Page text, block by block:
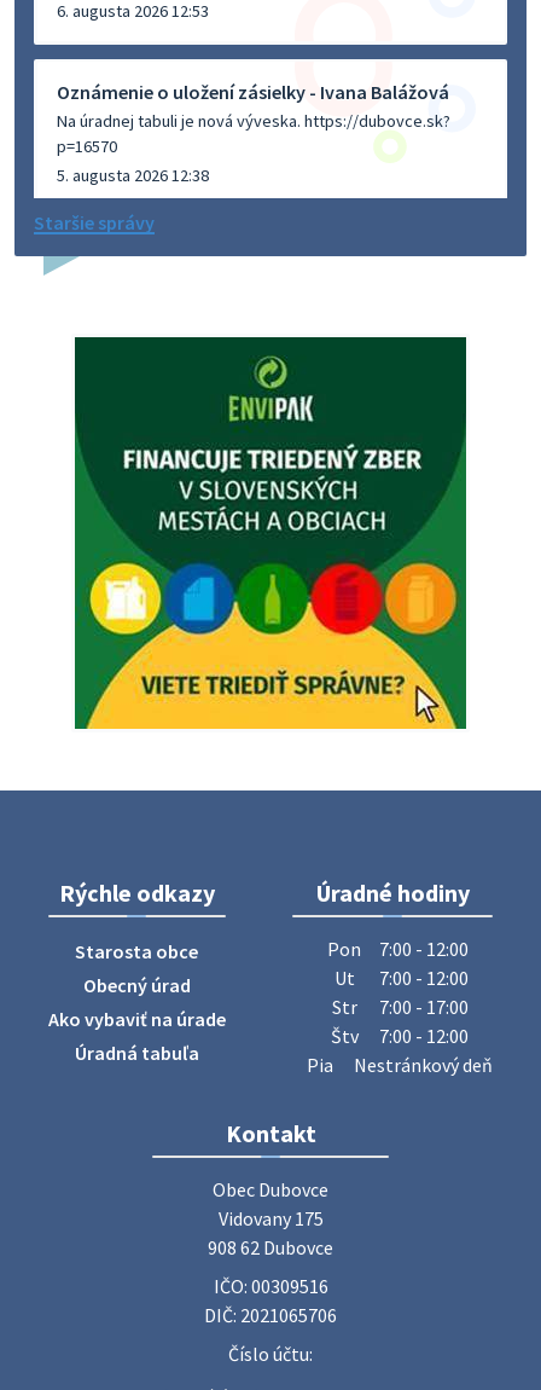
6. augusta 2026 12:53
Oznámenie o uložení zásielky - Ivana Balážová
Na úradnej tabuli je nová výveska. https://dubovce.sk?
p=16570
5. augusta 2026 12:38
Dovolenka - MUDr. Marián Sivoň
budeZATVORENÁ z dôvodu čerpania dovolenky. Akútne
prípady bude riešiť MUDr.Fisch…
Zajtrajší zvoz odpadu
Vážený občan, zajtra 5. 8. sa bude zvážať komunálny odpad.
4. augusta 2026 15:30
Dnešný zvoz odpadu
Vážený občan, dnes 5. 8. sa zváža komunálny odpad.
5. augusta 2026 05:00
ZBER ŽELEZA
Obecný úrad oznamuje občanom, že v stredu 29. júla 2026
sa v našej obci uskutoční zber železa. Pracovníci Obecného
úradu budú od 8.00 hod. prechádzať obcou a zbierať
železný odpad …
27. júla 2026 06:31
Zájazd do Veľkého Medera
Základná organizácia Únie žien Slovenska Dubovce
srdečne pozýva svoje členky, ich rodinných príslušníkov aj
priateľov na jednodňový zájazd na termálne kúpalisko
Poradne komplexnej pomoci
Staršie správy
Rýchle odkazy
Starosta obce
Obecný úrad
Ako vybaviť na úrade
Úradná tabuľa
Úradné hodiny
Pon
7:00 - 12:00
Ut
7:00 - 12:00
Str
7:00 - 17:00
Štv
7:00 - 12:00
Pia
Nestránkový deň
Kontakt
Obec Dubovce
Vidovany 175
908 62 Dubovce
IČO: 00309516
DIČ: 2021065706
Číslo účtu: